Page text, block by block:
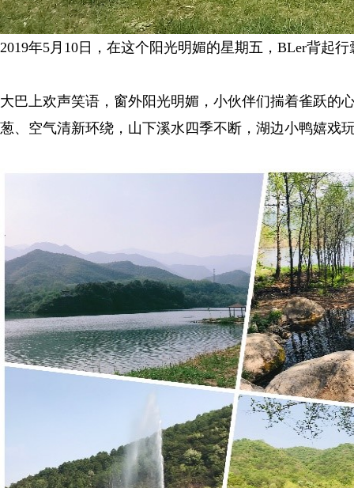
2019年5月10日，在这个阳光明媚的星期五，BLer背起
大巴上欢声笑语，窗外阳光明媚，小伙伴们揣着雀跃
葱、空气清新环绕，山下溪水四季不断，湖边小鸭嬉戏